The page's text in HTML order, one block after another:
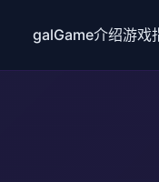
galGame介绍游戏